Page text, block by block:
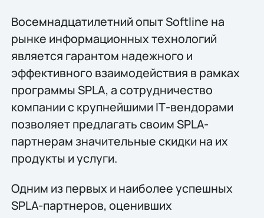
Восемнадцатилетний опыт Softline на
рынке информационных технологий
является гарантом надежного и
эффективного взаимодействия в рамках
программы SPLA, а сотрудничество
компании с крупнейшими IТ-вендорами
позволяет предлагать своим SPLA-
партнерам значительные скидки на их
продукты и услуги.
Одним из первых и наиболее успешных
SPLA-партнеров, оценивших